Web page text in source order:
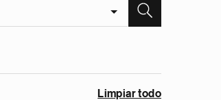
Limpiar todo